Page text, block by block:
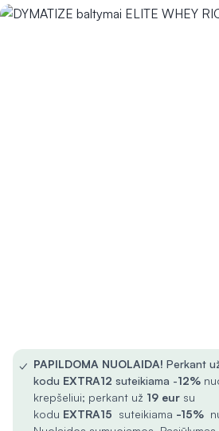
✓ PAPILDOMA NUOLAIDA! Perkant
kodu EXTRA12 suteikiama -12%
krepšeliui; perkant už 19 eur su
kodu EXTRA15 suteikiama -15%